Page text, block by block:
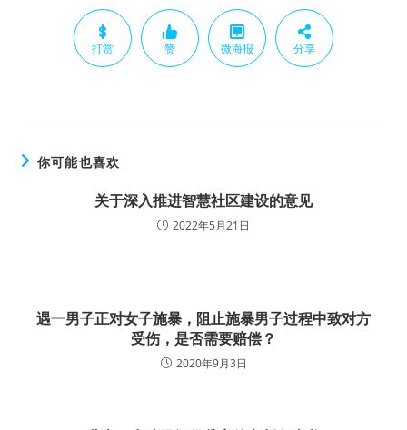
打赏 赞 微海报 分享
你可能也喜欢
关于深入推进智慧社区建设的意见
2022年5月21日
遇一男子正对女子施暴，阻止施暴男子过程中致对方
受伤，是否需要赔偿？
2020年9月3日